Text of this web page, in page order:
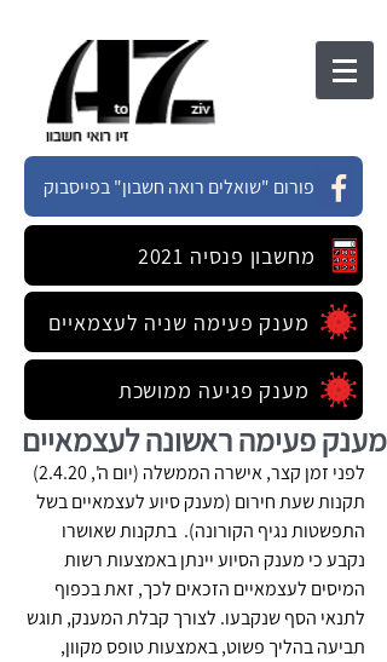
פורום "שואלים רואה חשבון" בפייסבוק
מחשבון פנסיה 2021
מענק פעימה שניה לעצמאיים
מענק פגיעה ממושכת
מענק פעימה ראשונה לעצמאיים
לפני זמן קצר, אישרה הממשלה (יום ה', 2.4.20)
תקנות שעת חירום (מענק סיוע לעצמאיים בשל
התפשטות נגיף הקורונה).  בתקנות שאושרו
נקבע כי מענק הסיוע יינתן באמצעות רשות
המיסים לעצמאיים הזכאים לכך, זאת בכפוף
לתנאי הסף שנקבעו. לצורך קבלת המענק, תוגש
תביעה בהליך פשוט, באמצעות טופס מקוון,